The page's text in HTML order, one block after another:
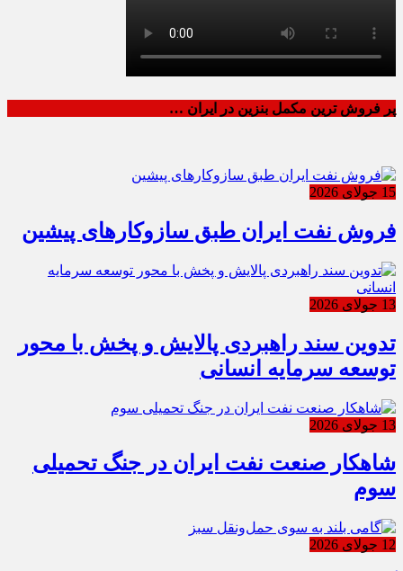
پر فروش ترین مکمل بنزین در ایران …
15 جولای 2026
فروش نفت ایران طبق سازوکارهای پیشین
13 جولای 2026
تدوین سند راهبردی پالایش و پخش با محور
توسعه سرمایه انسانی
13 جولای 2026
شاهکار صنعت نفت ایران در جنگ تحمیلی
سوم
12 جولای 2026